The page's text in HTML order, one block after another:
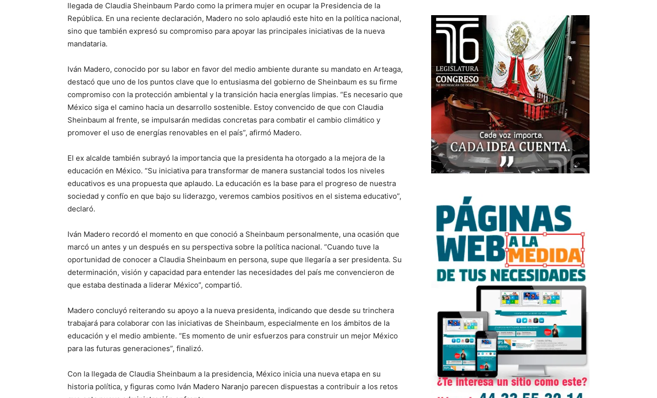
llegada de Claudia Sheinbaum Pardo como la primera mujer en ocupar la Presidencia de la
República. En una reciente declaración, Madero no solo aplaudió este hito en la política nacional,
sino que también expresó su compromiso para apoyar las principales iniciativas de la nueva
mandataria.
Iván Madero, conocido por su labor en favor del medio ambiente durante su mandato en Arteaga,
destacó que uno de los puntos clave que lo entusiasma del gobierno de Sheinbaum es su firme
compromiso con la protección ambiental y la transición hacia energías limpias. “Es necesario que
México siga el camino hacia un desarrollo sostenible. Estoy convencido de que con Claudia
Sheinbaum al frente, se impulsarán medidas concretas para combatir el cambio climático y
promover el uso de energías renovables en el país”, afirmó Madero.
El ex alcalde también subrayó la importancia que la presidenta ha otorgado a la mejora de la
educación en México. “Su iniciativa para transformar de manera sustancial todos los niveles
educativos es una propuesta que aplaudo. La educación es la base para el progreso de nuestra
sociedad y confío en que bajo su liderazgo, veremos cambios positivos en el sistema educativo”,
declaró.
Iván Madero recordó el momento en que conoció a Sheinbaum personalmente, una ocasión que
marcó un antes y un después en su perspectiva sobre la política nacional. “Cuando tuve la
oportunidad de conocer a Claudia Sheinbaum en persona, supe que llegaría a ser presidenta. Su
determinación, visión y capacidad para entender las necesidades del país me convencieron de
que estaba destinada a liderar México”, compartió.
Madero concluyó reiterando su apoyo a la nueva presidenta, indicando que desde su trinchera
trabajará para colaborar con las iniciativas de Sheinbaum, especialmente en los ámbitos de la
educación y el medio ambiente. “Es momento de unir esfuerzos para construir un mejor México
para las futuras generaciones”, finalizó.
Con la llegada de Claudia Sheinbaum a la presidencia, México inicia una nueva etapa en su
historia política, y figuras como Iván Madero Naranjo parecen dispuestas a contribuir a los retos